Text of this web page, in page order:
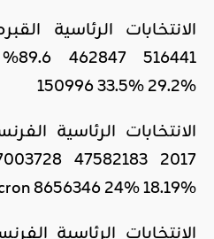
150996 33.5% 29.2%
8656346 24% 18.19%